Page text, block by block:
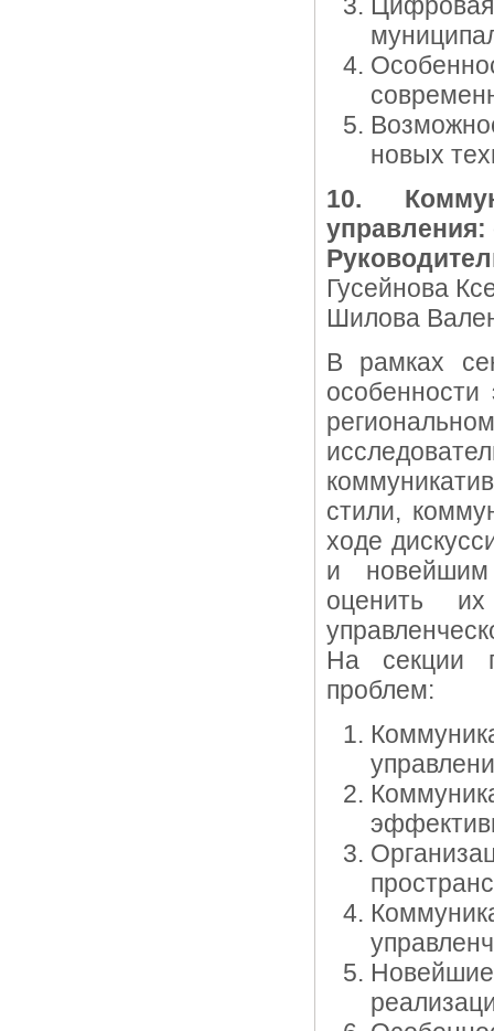
новых
10.
управления:
Гусейнова
Шилова
В рамках
особенности
стили,
ходе
и новейшим
оценить
На секции
проблем: